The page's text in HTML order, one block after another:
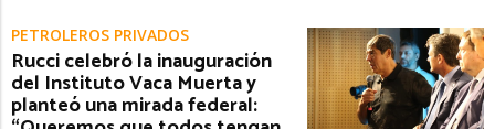
PETROLEROS PRIVADOS
Rucci celebró la inauguración
del Instituto Vaca Muerta y
planteó una mirada federal: